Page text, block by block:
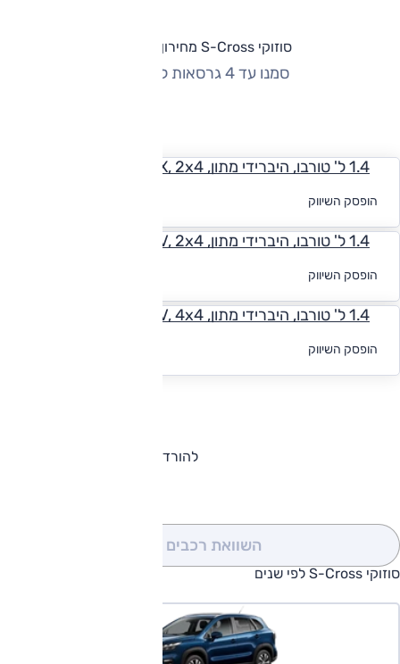
סוזוקי S-Cross מחירון וגרסאות
סמנו עד 4 גרסאות להשוואה
1.4 ל' טורבו, היברידי מתון, GLX, 2x4
הופסק השיווק
1.4 ל' טורבו, היברידי מתון, GLXV, 2x4
הופסק השיווק
1.4 ל' טורבו, היברידי מתון, GLXV, 4x4
הופסק השיווק
להורדת קטלוג סוזוקי S-Cross
השוואת רכבים
סוזוקי S-Cross לפי שנים